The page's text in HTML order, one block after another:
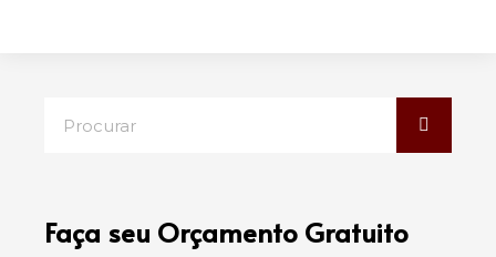
Faça seu Orçamento Gratuito